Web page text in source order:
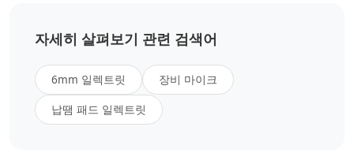
자세히 살펴보기 관련 검색어
6mm 일렉트릿
장비 마이크
납땜 패드 일렉트릿